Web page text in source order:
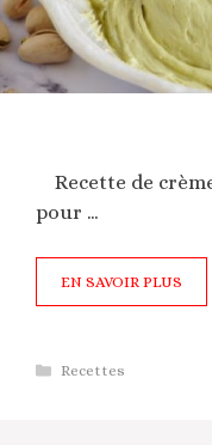
Recette de
pour …
EN SAVOIR PLUS
Catégories
Recettes